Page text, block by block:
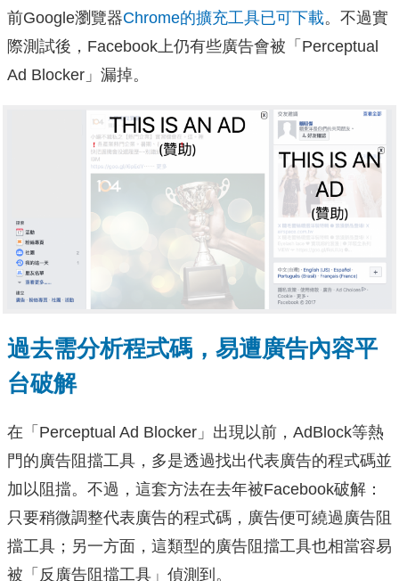
前Google瀏覽器Chrome的擴充工具已可下載。不過實
際測試後，Facebook上仍有些廣告會被「Perceptual
Ad Blocker」漏掉。
過去需分析程式碼，易遭廣告內容平
台破解
在「Perceptual Ad Blocker」出現以前，AdBlock等熱
門的廣告阻擋工具，多是透過找出代表廣告的程式碼並
加以阻擋。不過，這套方法在去年被Facebook破解：
只要稍微調整代表廣告的程式碼，廣告便可繞過廣告阻
擋工具；另一方面，這類型的廣告阻擋工具也相當容易
被「反廣告阻擋工具」偵測到。